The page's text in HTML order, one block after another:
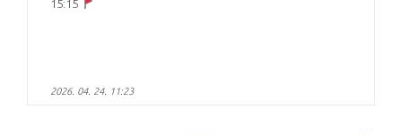
15:15
2026. 04. 24. 11:23